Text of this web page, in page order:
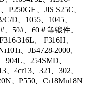
P250GH、JIS S25C、
D、1055、1045、
、50#、60＃等锻件。
316L、 F316H、
、JB4728-2000、
904L、254SMD、
、4cr13、321、302、
、P550、Cr18Mn18N